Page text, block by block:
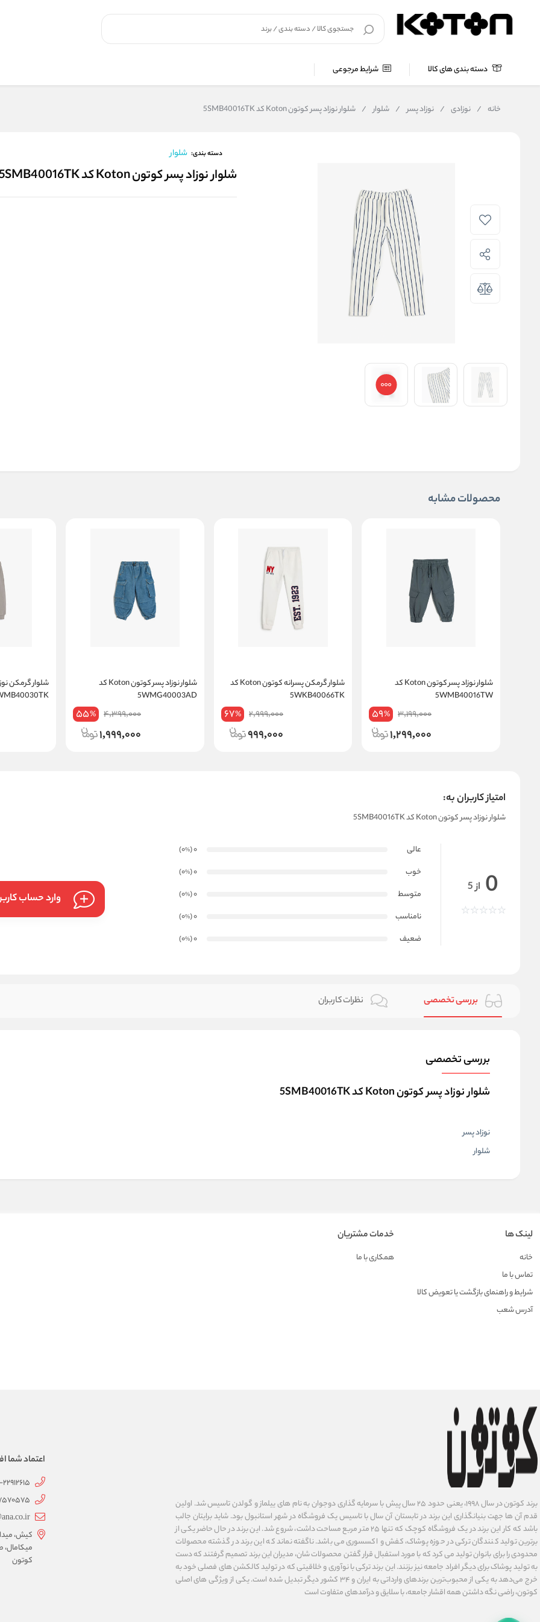
دسته بندی های کالا شرایط مرجوعی
خانه / نوزادی / نوزاد پسر / شلوار / شلوار نوزاد پسر کوتون Koton کد 5SMB40016TK
دسته بندی: شلوار
شلوار نوزاد پسر کوتون Koton کد 5SMB40016TK
محصولات مشابه
شلوار نوزاد پسر کوتون Koton کد
5WMB40016TW
3,199,000
59%
1,299,000
شلوار گرمکن پسرانه کوتون Koton کد
5WKB40066TK
2,999,000
67%
999,000
شلوار نوزاد پسر کوتون Koton کد
5WMG40003AD
4,399,000
55%
1,999,000
امتیاز کاربران به:
شلوار نوزاد پسر کوتون Koton کد 5SMB40016TK
0 از 5
عالی 0
(0
%
)
خوب
0
(0
%
)
متوسط
0
(0
%
)
نامناسب
0
(0
%
)
ضعیف
0
(0
%
)
وارد حساب
بررسی تخصصی نظرات کاربران
بررسی تخصصی
شلوار نوزاد پسر کوتون Koton کد 5SMB40016TK
نوزاد پسر
شلوار
لینک ها
خانه
تماس با ما
شرایط و راهنمای بازگشت یا تعویض کالا
آدرس شعب
خدمات مشتریان
همکاری با ما
برند کوتون در سال ۱۹۹۸، یعنی حدود ۲۵ سال پیش با سرمایه گذاری دوجوان به نام های ییلماز و گولدن تاسیس شد. اولین
قدم آن ها جهت بنیانگذاری این برند در تابستان آن سال با تاسیس یک فروشگاه در شهر استانبول بود. شاید برایتان جالب
باشد که کار این برند در یک فروشگاه کوچک که تنها ۲۵ متر مربع مساحت داشت، شروع شد. این برند در حال حاضر یکی از
برترین تولید کنندگان ترکی در حوزه پوشاک، کفش و اکسسوری می باشد. ناگفته نماند که این برند در گذشته محصولات
محدودی را برای بانوان تولید می کرد که با مورد استفبال قرار گفتن محصولات شان، مدیران این برند تصمیم گرفتند که دست
به تولید پوشاک برای دیگر افراد جامعه نیز بزنند. این برند ترکی با نوآوری ‌و خلاقیتی که در تولید کالکشن های فصلی خود به
خرج می‌دهد به یکی از محبوب‌ترین برندهای وارداتی به ایران و ۳۴ کشور دیگر تبدیل شده‌ است. یکی از ویژگی های اصلی
کوتون، راضی نگه داشتن همه اقشار جامعه، با سلایق و درآمدهای متفاوت است
اعتماد شما
22912615
کیش،
کوتون